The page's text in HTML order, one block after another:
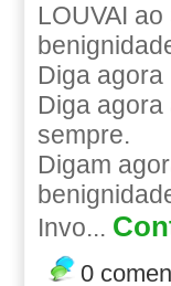
LOUVAI
Diga
Diga
sempre.
Digam
Invo...
0